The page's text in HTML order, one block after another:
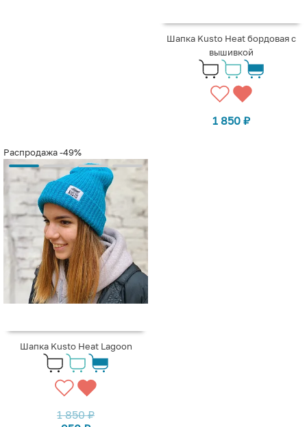
Шапка Kusto Heat бордовая с
вышивкой
1 850 ₽
Распродажа-49%
Шапка Kusto Heat Lagoon
1 850₽